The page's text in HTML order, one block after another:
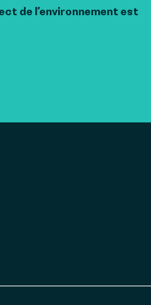
de l’environnement est